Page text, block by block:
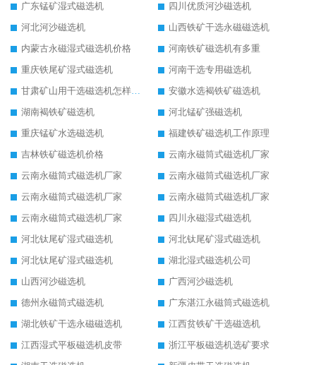
广东锰矿湿式磁选机
四川优质河沙磁选机
河北河沙磁选机
山西铁矿干选永磁磁选机
内蒙古永磁湿式磁选机价格
河南铁矿磁选机有多重
重庆铁尾矿湿式磁选机
河南干选专用磁选机
甘肃矿山用干选磁选机怎样调磁
安徽水选褐铁矿磁选机
湖南褐铁矿磁选机
河北锰矿强磁选机
重庆锰矿水选磁选机
福建铁矿磁选机工作原理
吉林铁矿磁选机价格
云南永磁筒式磁选机厂家
云南永磁筒式磁选机厂家
云南永磁筒式磁选机厂家
云南永磁筒式磁选机厂家
云南永磁筒式磁选机厂家
云南永磁筒式磁选机厂家
四川永磁湿式磁选机
河北钛尾矿湿式磁选机
河北钛尾矿湿式磁选机
河北钛尾矿湿式磁选机
湖北湿式磁选机公司
山西河沙磁选机
广西河沙磁选机
德州永磁筒式磁选机
广东湛江永磁筒式磁选机
湖北铁矿干选永磁磁选机
江西贫铁矿干选磁选机
江西湿式平板磁选机皮带
浙江平板磁选机选矿要求